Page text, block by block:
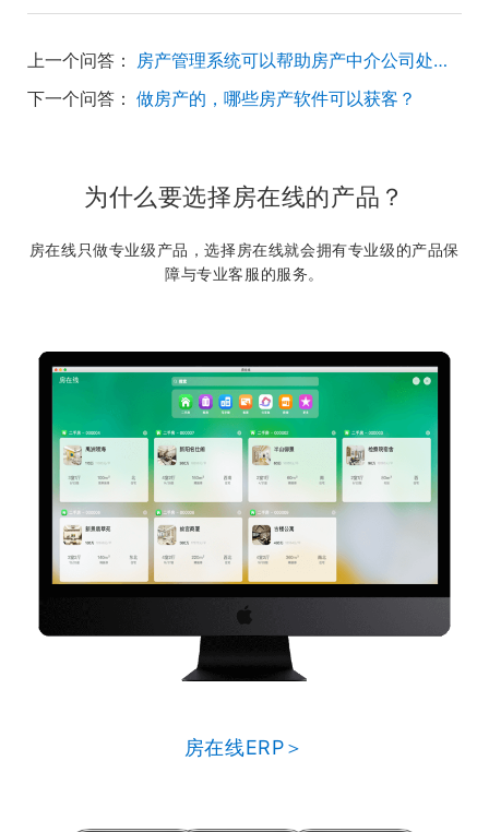
上一个问答：
房产管理系统可以帮助房产中介公司处理一些什么问题？
下一个问答： 做房产的，哪些房产软件可以获客？
为什么要选择房在线的产品？
房在线只做专业级产品，选择房在线就会拥有专业级的产品保
障与专业客服的服务。
房在线ERP＞